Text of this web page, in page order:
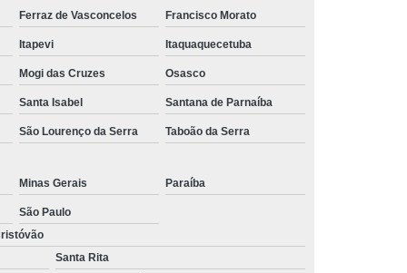
Ferraz de Vasconcelos Francisco Morato
Itapevi Itaquaquecetuba
Mogi das Cruzes Osasco
Santa Isabel Santana de Parnaíba
São Lourenço da Serra Taboão da Serra
Minas Gerais Paraíba
São Paulo
Santa Rita